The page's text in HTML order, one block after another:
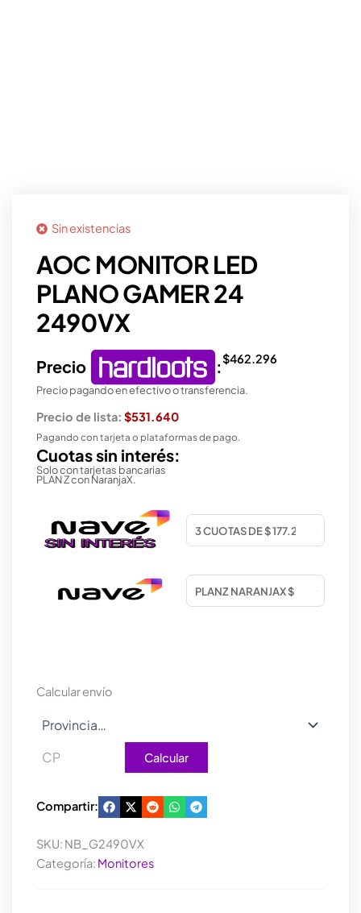
Sin existencias
AOC MONITOR LED
PLANO GAMER 24
2490VX
Precio :$462.296
Precio pagando en efectivo o transferencia.
Precio de lista: $531.640
Pagando con tarjeta o plataformas de pago.
Cuotas sin interés:
Solo con tarjetas bancarias
PLAN Z con NaranjaX.
Calcular envío
Calcular
Compartir:
SKU: NB_G2490VX
Categoría: Monitores